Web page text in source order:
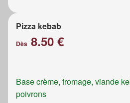
Pizza kebab
Dès 8.50 €
Base crème, fromage, viande
poivrons